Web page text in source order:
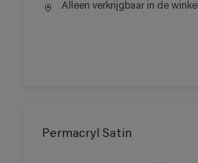
Alleen verkrijgbaar in de winkel
Permacryl Satin